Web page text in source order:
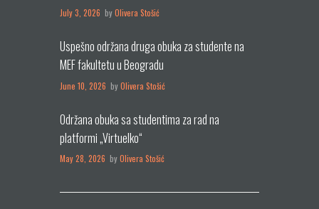
July 3, 2026 byOlivera Stošić
Uspešno održana druga obuka za studente na
MEF fakultetu u Beogradu
June 10, 2026 byOlivera Stošić
Održana obuka sa studentima za rad na
platformi „Virtuelko“
May 28, 2026 byOlivera Stošić